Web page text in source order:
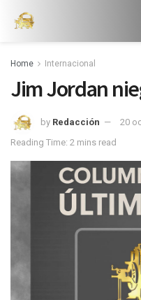
Home Internacional
Jim Jordan
by Redacción
20
Reading Time: 2 mins read